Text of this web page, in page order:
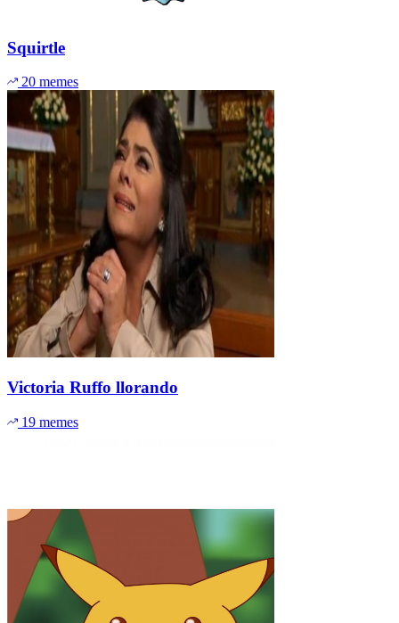
Squirtle
20 memes
Victoria Ruffo llorando
19 memes